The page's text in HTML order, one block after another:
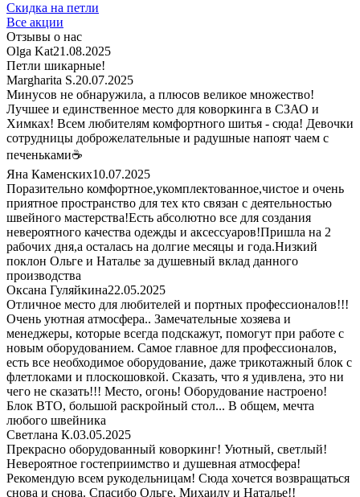
Скидка на петли
Все акции
Отзывы о нас
Olga Kat21.08.2025
Петли шикарные!
Margharita S.20.07.2025
Минусов не обнаружила, а плюсов великое множество!
Лучшее и единственное место для коворкинга в СЗАО и
Химках! Всем любителям комфортного шитья - сюда! Девочки
сотрудницы доброжелательные и радушные напоят чаем с
печеньками☕
Яна Каменских10.07.2025
Поразительно комфортное,укомплектованное,чистое и очень
приятное пространство для тех кто связан с деятельностью
швейного мастерства!Есть абсолютно все для создания
невероятного качества одежды и аксессуаров!Пришла на 2
рабочих дня,а осталась на долгие месяцы и года.Низкий
поклон Ольге и Наталье за душевный вклад данного
производства
Оксана Гуляйкина22.05.2025
Отличное место для любителей и портных профессионалов!!!
Очень уютная атмосфера.. Замечательные хозяева и
менеджеры, которые всегда подскажут, помогут при работе с
новым оборудованием. Самое главное для профессионалов,
есть все необходимое оборудование, даже трикотажный блок с
флетлоками и плоскошовкой. Сказать, что я удивлена, это ни
чего не сказать!!! Место, огонь! Оборудование настроено!
Блок ВТО, большой раскройный стол... В общем, мечта
любого швейника
Светлана К.03.05.2025
Прекрасно оборудованный коворкинг! Уютный, светлый!
Невероятное гостеприимство и душевная атмосфера!
Рекомендую всем рукодельницам! Сюда хочется возвращаться
снова и снова. Спасибо Ольге, Михаилу и Наталье!!